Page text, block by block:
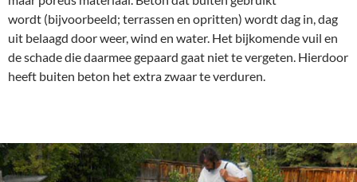
r
e
n
o
wordt (bijvoorbeeld; terrassen en opritten) wordt dag in, dag
uit belaagd door weer, wind en water. Het bijkomende vuil en
de schade die daarmee gepaard gaat niet te vergeten. Hierdoor
heeft buiten beton het extra zwaar te verduren.